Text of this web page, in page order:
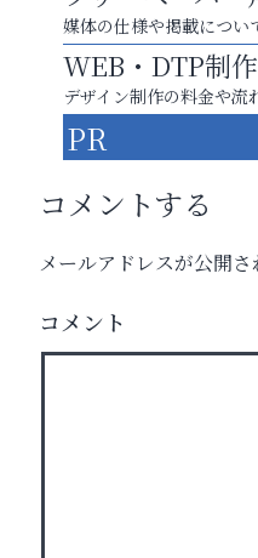
運動不足「動かない」を
媒体の仕様や掲載につい
WEB・DTP制作
デザイン制作の料金や流
PR
コメントする
メールアドレスが公開さ
コメント